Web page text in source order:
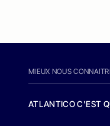
MIEUX NOUS
ATLANTICO C'EST